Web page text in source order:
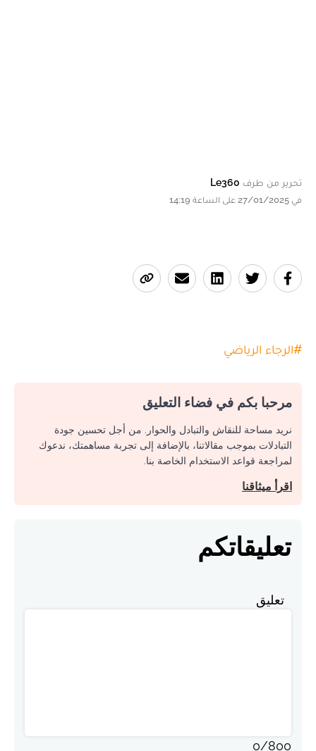
تحرير من طرف Le360
في 27/01/2025 على الساعة 14:19
#الرجاء الرياضي
مرحبا بكم في فضاء التعليق
نريد مساحة للنقاش والتبادل والحوار. من أجل تحسين جودة
التبادلات بموجب مقالاتنا، بالإضافة إلى تجربة مساهمتك، ندعوك
لمراجعة قواعد الاستخدام الخاصة بنا.
اقرأ ميثاقنا
تعليقاتكم
تعليق
0/800